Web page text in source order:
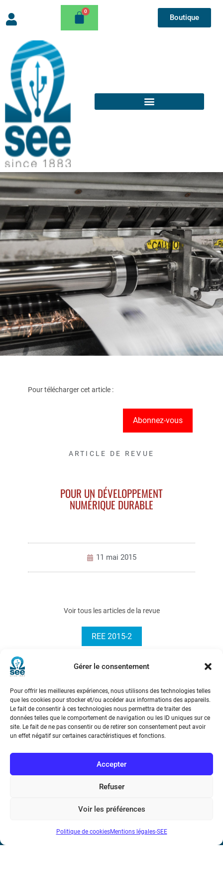
Gérer le consentement
Pour offrir les meilleures expériences, nous utilisons des technologies telles
que les cookies pour stocker et/ou accéder aux informations des appareils.
Le fait de consentir à ces technologies nous permettra de traiter des
données telles que le comportement de navigation ou les ID uniques sur ce
site. Le fait de ne pas consentir ou de retirer son consentement peut avoir
un effet négatif sur certaines caractéristiques et fonctions.
Accepter
Refuser
Voir les préférences
Politique de cookiesMentions légales-SEE
Boutique
Pour télécharger cet article :
Abonnez-vous
ARTICLE DE REVUE
POUR UN DÉVELOPPEMENT
NUMÉRIQUE DURABLE
11 mai 2015
Voir tous les articles de la revue
REE 2015-2
Société de l’Electricité, de l’Electronique et des Technologies
de l’Information et de la Communication
17 rue de l’Amiral Hamelin
Métro : « Boissière » Ligne 6 et « Iéna » Ligne 9
Téléphone : (+33) 1 56 90 37 17
N° de SIREN : 785 393 232, Code APE : 9412Z TVA intra-